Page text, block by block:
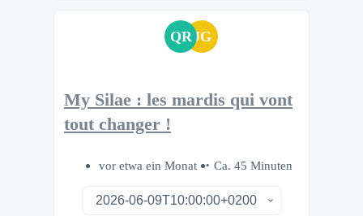
QR JG
My Silae : les mardis qui vont
tout changer !
vor etwa ein Monat Ca. 45 Minuten